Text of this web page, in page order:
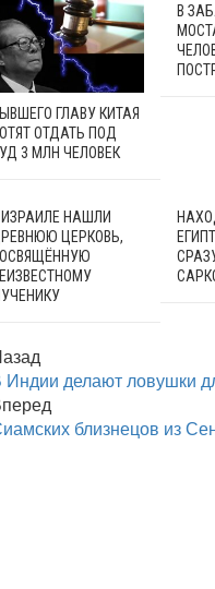
ГЛАВУ КИТАЯ
ОТДАТЬ ПОД
3 МЛН ЧЕЛОВЕК
В
ИЗРАИЛЕ НАШЛИ
ЦЕРКОВЬ,
Индии делают ловушки
близнецов из